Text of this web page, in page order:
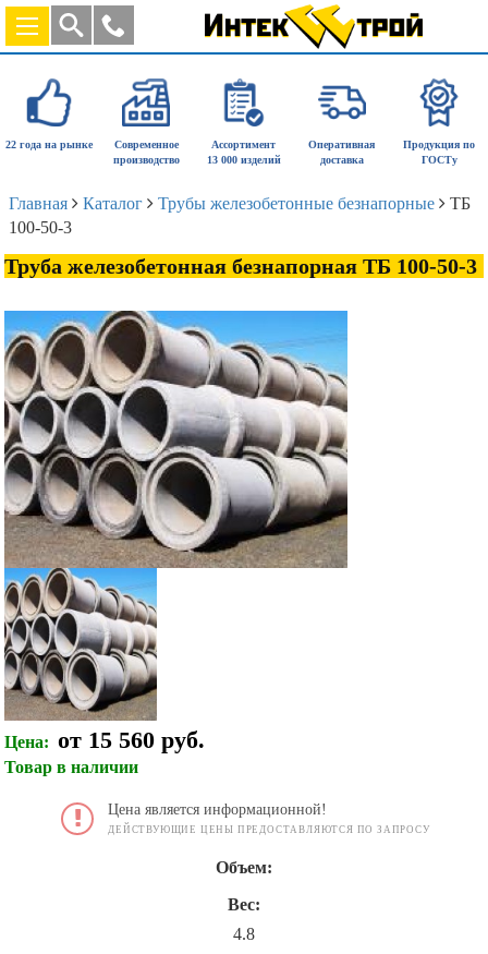
22 года на рынке
Современное
производство
Ассортимент
13 000 изделий
Оперативная
доставка
Продукция по
ГОСТу
Главная Каталог Трубы железобетонные безнапорные
ТБ
100-50-3
Труба железобетонная безнапорная ТБ 100-50-3
Цена: от 15 560 руб.
Товар в наличии
Цена является информационной!
ДЕЙСТВУЮЩИЕ ЦЕНЫ ПРЕДОСТАВЛЯЮТСЯ ПО ЗАПРОСУ
Объем:
Вес:
4.8